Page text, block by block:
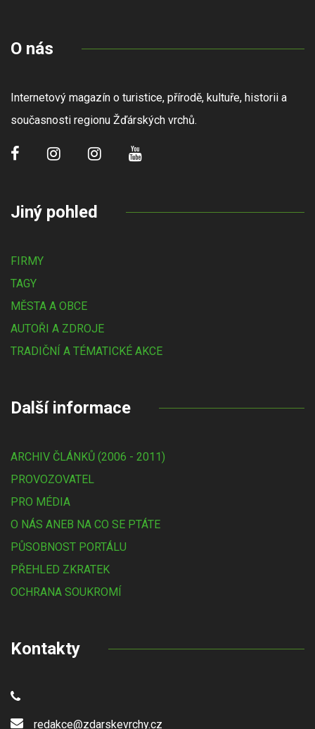
O nás
Internetový magazín o turistice, přírodě, kultuře, historii a
současnosti regionu Žďárských vrchů.
Jiný pohled
FIRMY
TAGY
MĚSTA A OBCE
AUTOŘI A ZDROJE
TRADIČNÍ A TÉMATICKÉ AKCE
Další informace
ARCHIV ČLÁNKŮ (2006 - 2011)
PROVOZOVATEL
PRO MÉDIA
O NÁS ANEB NA CO SE PTÁTE
PŮSOBNOST PORTÁLU
PŘEHLED ZKRATEK
OCHRANA SOUKROMÍ
Kontakty
redakce@zdarskevrchy.cz